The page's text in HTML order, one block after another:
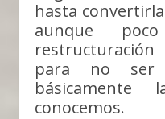
hasta
aunque
para no ser
conocemos.